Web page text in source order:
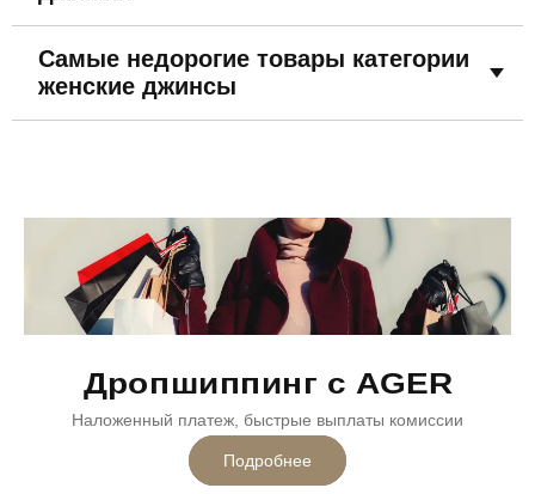
42 размер
Самые недорогие товары категории
женские джинсы
Дропшиппинг с AGER
Наложенный платеж, быстрые выплаты комиссии
Подробнее